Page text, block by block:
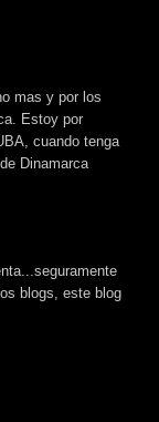
mas y por los
Estoy por
cuando tenga
Dinamarca
blogs, este blog